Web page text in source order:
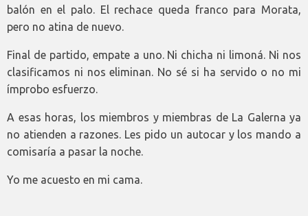
balón en el palo. El rechace queda franco para Morata,
pero no atina de nuevo.
Final de partido, empate a uno. Ni chicha ni limoná. Ni nos
clasificamos ni nos eliminan. No sé si ha servido o no mi
ímprobo esfuerzo.
A esas horas, los miembros y miembras de La Galerna ya
no atienden a razones. Les pido un autocar y los mando a
comisaría a pasar la noche.
Yo me acuesto en mi cama.